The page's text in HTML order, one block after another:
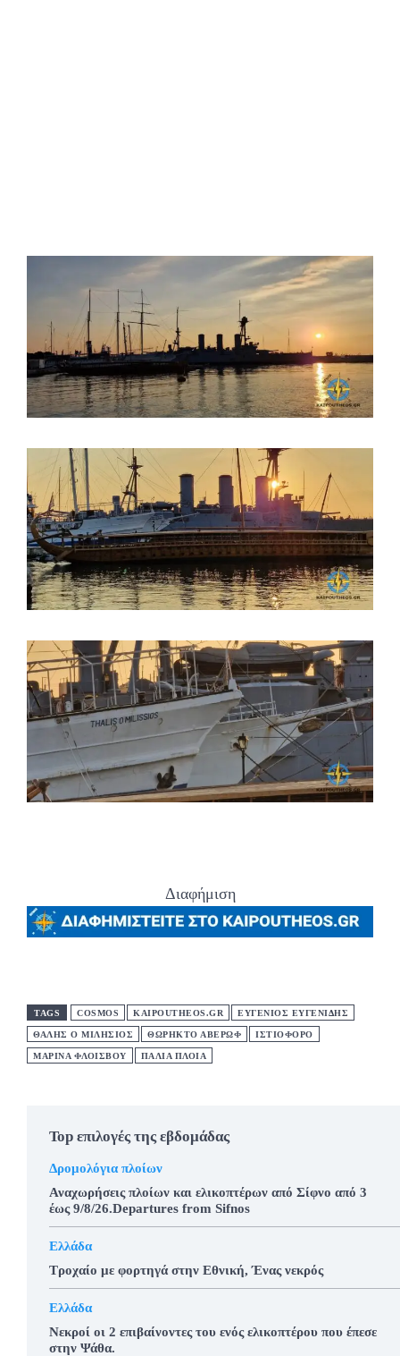
Διαφήμιση
TAGS COSMOS KAIPOUTHEOS.GR ΕΥΓΕΝΙΟΣ ΕΥΓΕΝΙΔΗΣ
ΘΑΛΗΣ Ο ΜΙΛΗΣΙΟΣ ΘΩΡΗΚΤΟ ΑΒΕΡΩΦ ΙΣΤΙΟΦΌΡΟ
ΜΑΡΙΝΑ ΦΛΟΙΣΒΟΥ ΠΑΛΙΑ ΠΛΟΙΑ
Top επιλογές της εβδομάδας
Δρομολόγια πλοίων
Αναχωρήσεις πλοίων και ελικοπτέρων από Σίφνο από 3
έως 9/8/26.Departures from Sifnos
Ελλάδα
Τροχαίο με φορτηγά στην Εθνική, Ένας νεκρός
Ελλάδα
Νεκροί οι 2 επιβαίνοντες του ενός ελικοπτέρου που έπεσε
στην Ψάθα.